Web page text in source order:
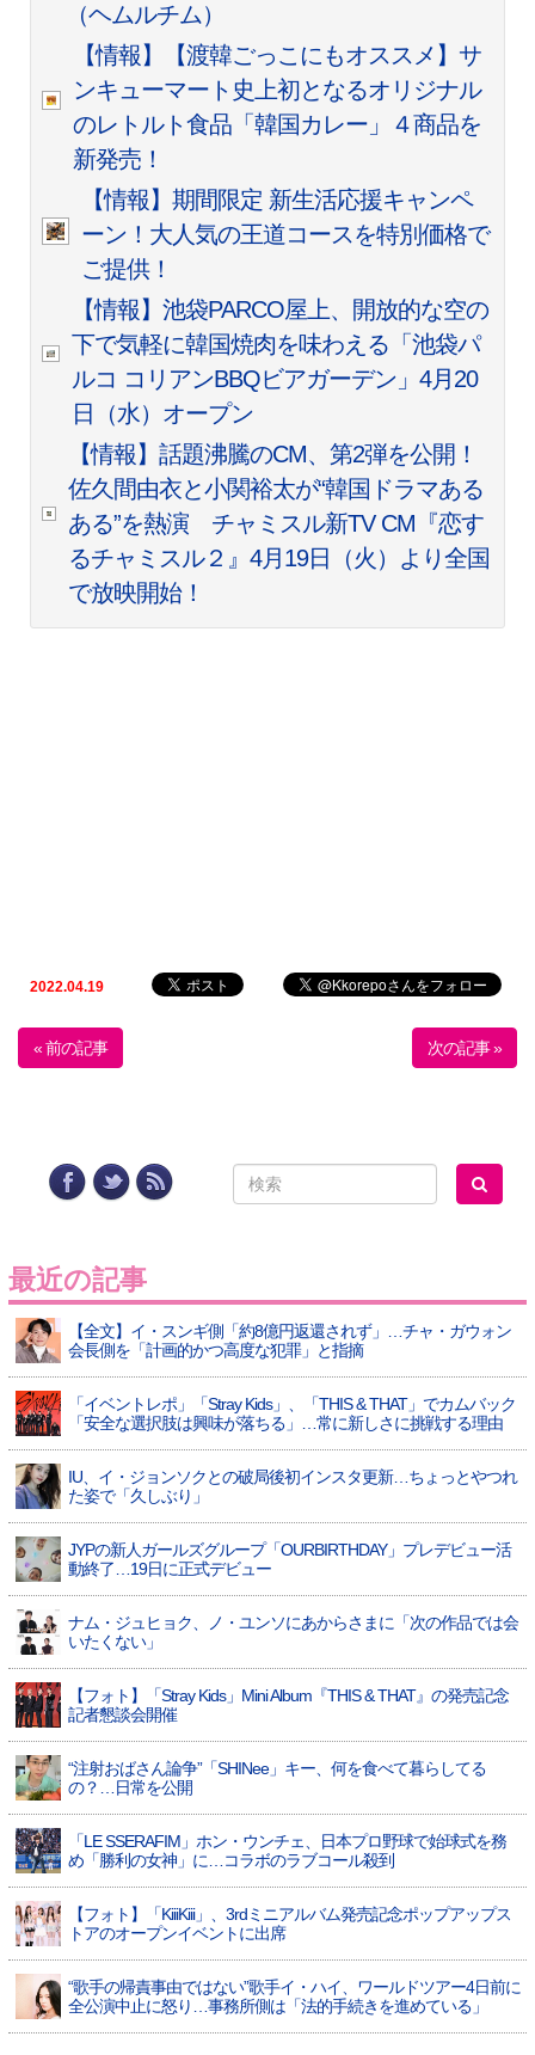
（ヘムルチム）
【情報】【渡韓ごっこにもオススメ】サ
ンキューマート史上初となるオリジナル
のレトルト食品「韓国カレー」４商品を
新発売！
【情報】期間限定 新生活応援キャンペ
ーン！大人気の王道コースを特別価格で
ご提供！
【情報】池袋PARCO屋上、開放的な空の
下で気軽に韓国焼肉を味わえる「池袋パ
ルコ コリアンBBQビアガーデン」4月20
日（水）オープン
【情報】話題沸騰のCM、第2弾を公開！
佐久間由衣と小関裕太が“韓国ドラマある
ある”を熱演 チャミスル新TV CM『恋す
るチャミスル２』4月19日（火）より全国
で放映開始！
2022.04.19
« 前の記事 次の記事 »
最近の記事
【全文】イ・スンギ側「約8億円返還されず」…チャ・ガウォン
会長側を「計画的かつ高度な犯罪」と指摘
「イベントレポ」「Stray Kids」、「THIS & THAT」でカムバック
「安全な選択肢は興味が落ちる」…常に新しさに挑戦する理由
IU、イ・ジョンソクとの破局後初インスタ更新…ちょっとやつれ
た姿で「久しぶり」
JYPの新人ガールズグループ「OURBIRTHDAY」プレデビュー活
動終了…19日に正式デビュー
ナム・ジュヒョク、ノ・ユンソにあからさまに「次の作品では会
いたくない」
【フォト】「Stray Kids」Mini Album『THIS & THAT』の発売記念
記者懇談会開催
“注射おばさん論争”「SHINee」キー、何を食べて暮らしてる
の？…日常を公開
「LE SSERAFIM」ホン・ウンチェ、日本プロ野球で始球式を務
め「勝利の女神」に…コラボのラブコール殺到
【フォト】「KiiiKiii」、3rdミニアルバム発売記念ポップアップス
トアのオープンイベントに出席
“歌手の帰責事由ではない”歌手イ・ハイ、ワールドツアー4日前に
全公演中止に怒り…事務所側は「法的手続きを進めている」